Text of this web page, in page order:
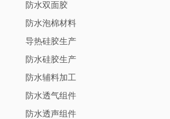
防水双面胶
防水泡棉材料
导热硅胶生产
防水硅胶生产
防水辅料加工
防水透气组件
防水透声组件